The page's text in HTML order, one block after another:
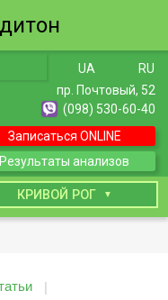
UA
RU
пр. Почтовый, 52
(098) 530-60-40
Записаться ONLINE
Результаты анализов
КРИВОЙ РОГ
|